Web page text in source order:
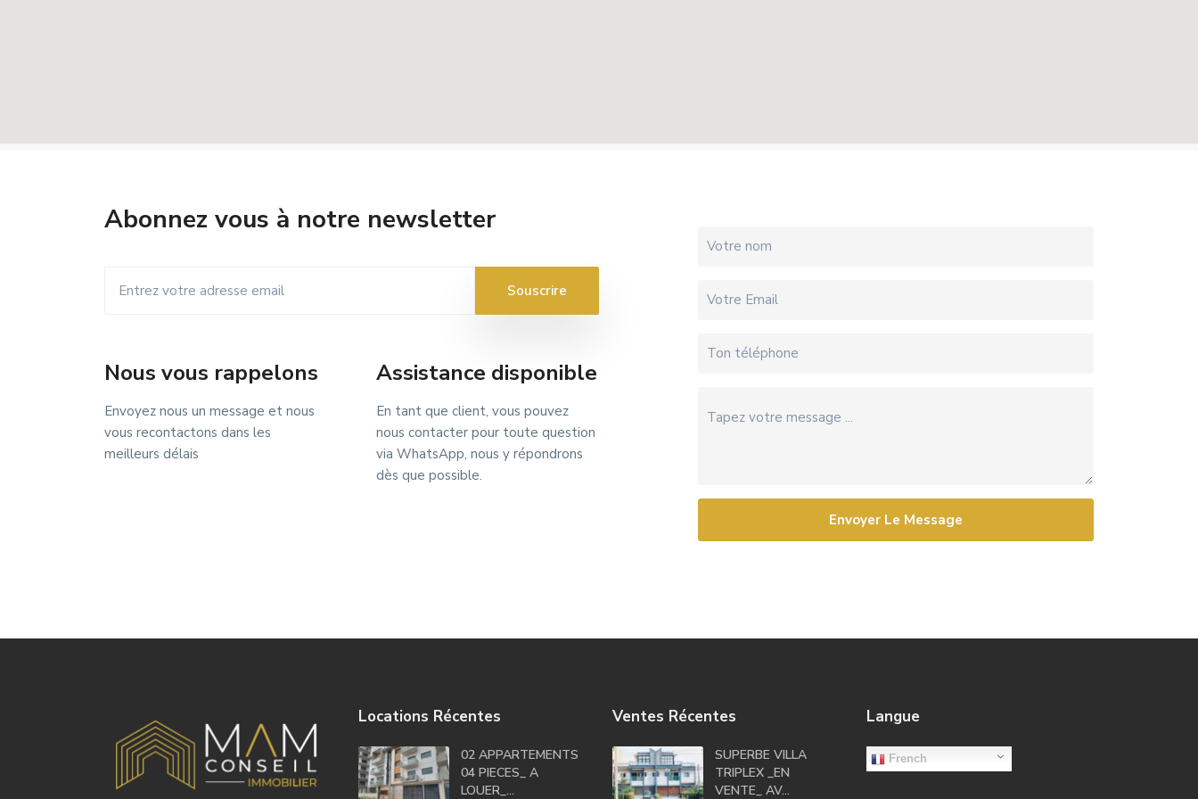
Abonnez vous à notre newsletter
Nous vous rappelons
Envoyez nous un message et nous
vous recontactons dans les
meilleurs délais
Assistance disponible
En tant que client, vous pouvez
nous contacter pour toute question
via WhatsApp, nous y répondrons
dès que possible.
Envoyer Le Message
Locations Récentes
02 APPARTEMENTS
04 PIECES_ A
LOUER_...
Ventes Récentes
SUPERBE VILLA
TRIPLEX _EN
VENTE_ AV...
Langue
French